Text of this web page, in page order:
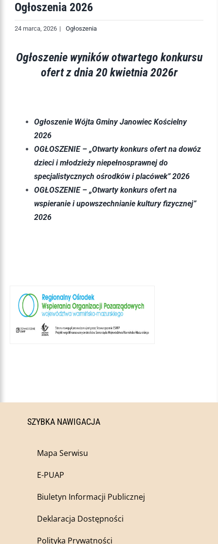
Ogłoszenia 2026
24 marca, 2026 | Ogłoszenia
Ogłoszenie wyników otwartego konkursu
ofert z dnia 20 kwietnia 2026r
Ogłoszenie Wójta Gminy Janowiec Kościelny
2026
OGŁOSZENIE – „Otwarty konkurs ofert na dowóz
dzieci i młodzieży niepełnosprawnej do
specjalistycznych ośrodków i placówek” 2026
OGŁOSZENIE – „Otwarty konkurs ofert na
wspieranie i upowszechnianie kultury fizycznej”
2026
SZYBKA NAWIGACJA
Mapa Serwisu
E-PUAP
Biuletyn Informacji Publicznej
Deklaracja Dostępności
Polityka Prywatności